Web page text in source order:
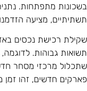
מתפתחות.
מציעה
רכישת נכסים
גבוהות. לדוגמה,
מרכזי מסחר
חדשים, זהו זמן